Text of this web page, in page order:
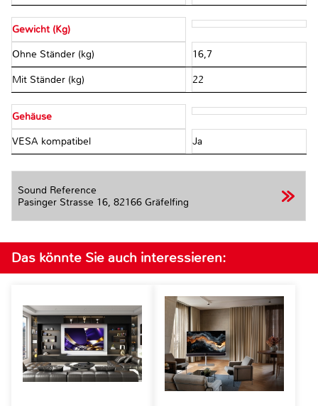
Gewicht (Kg)
Ohne Ständer (kg) 16,7
Mit Ständer (kg) 22
Gehäuse
VESA kompatibel Ja
Sound Reference
Pasinger Strasse 16, 82166 Gräfelfing
Das könnte Sie auch interessieren: